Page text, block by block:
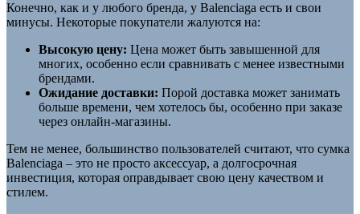
Конечно, как и у любого бренда, у Balenciaga есть и свои
минусы. Некоторые покупатели жалуются на:
Высокую цену: Цена может быть завышенной для
многих, особенно если сравнивать с менее известными
брендами.
Ожидание доставки: Порой доставка может занимать
больше времени, чем хотелось бы, особенно при заказе
через онлайн-магазины.
Тем не менее, большинство пользователей считают, что сумка
Balenciaga – это не просто аксессуар, а долгосрочная
инвестиция, которая оправдывает свою цену качеством и
стилем.